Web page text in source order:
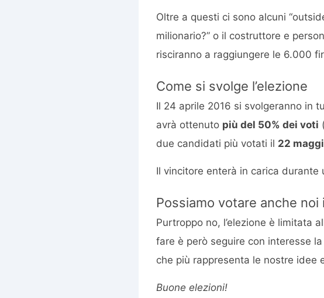
Oltre a questi ci sono alcuni
milionario?” o il costruttore e
risciranno a raggiungere le 6.000
Come si svolge l’elezione
Il 24 aprile 2016 si svolgeranno in
avrà ottenuto più del 50% dei voti
due candidati più votati il 22
Il vincitore enterà in carica durante
Possiamo votare anche noi
Purtroppo no, l’elezione è limitata
fare è però seguire con interesse
che più rappresenta le nostre idee
Buone elezioni!